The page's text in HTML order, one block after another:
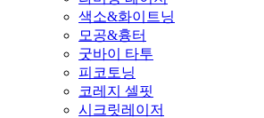
색소&화이트닝
모공&흉터
굿바이 타투
피코토닝
코레지 셀핏
시크릿레이저